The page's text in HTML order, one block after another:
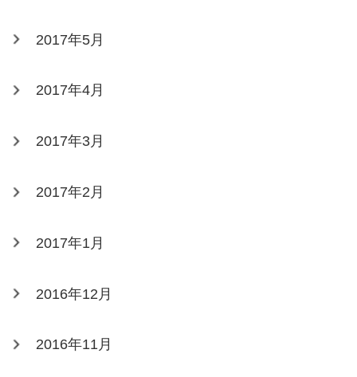
2017年5月
2017年4月
2017年3月
2017年2月
2017年1月
2016年12月
2016年11月